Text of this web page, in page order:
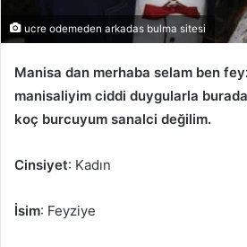
ucre odemeden arkadas bulma sitesi
Manisa dan merhaba selam ben
manisaliyim ciddi duygularla
koç burcuyum sanalci değilim.
Cinsiyet: Kadın
İsim: Feyziye